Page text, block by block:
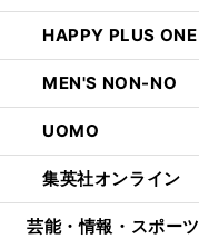
HAPPY PLUS ONE
MEN'S NON-NO
UOMO
集英社オンライン
芸能・情報・スポーツ